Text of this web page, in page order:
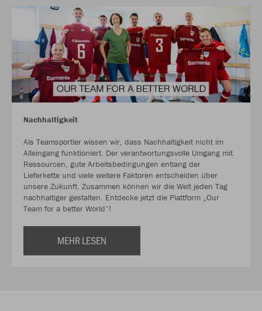
Nachhaltigkeit
Als Teamsportler wissen wir, dass Nachhaltigkeit nicht im
Alleingang funktioniert. Der verantwortungsvolle Umgang mit
Ressourcen, gute Arbeitsbedingungen entlang der
Lieferkette und viele weitere Faktoren entscheiden über
unsere Zukunft. Zusammen können wir die Welt jeden Tag
nachhaltiger gestalten. Entdecke jetzt die Plattform „Our
Team for a better World“!
MEHR LESEN